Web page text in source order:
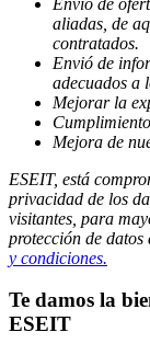
aliadas, de
contratados.
Envió de
adecuados a
Mejorar la
Mejora de
ESEIT, está
privacidad de los
visitantes, para
protección de
y condiciones.
Te damos la
ESEIT